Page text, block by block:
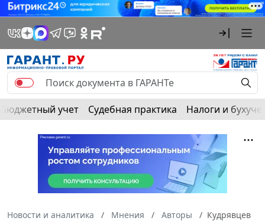
Бюджетный учет Судебная практика Налоги и
Новости и аналитика Мнения Авторы
Кудрявцев